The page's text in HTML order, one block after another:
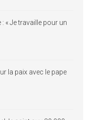
« Je travaille pour un
la paix avec le pape